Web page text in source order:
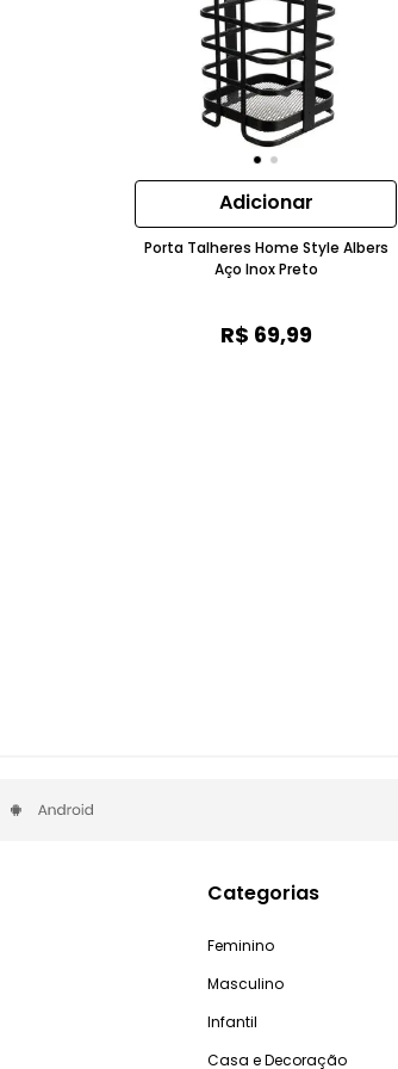
Adicionar
Porta Talheres Home Style Albers
Aço Inox Preto
R$ 69,99
Categorias
Feminino
Masculino
Infantil
Casa e Decoração